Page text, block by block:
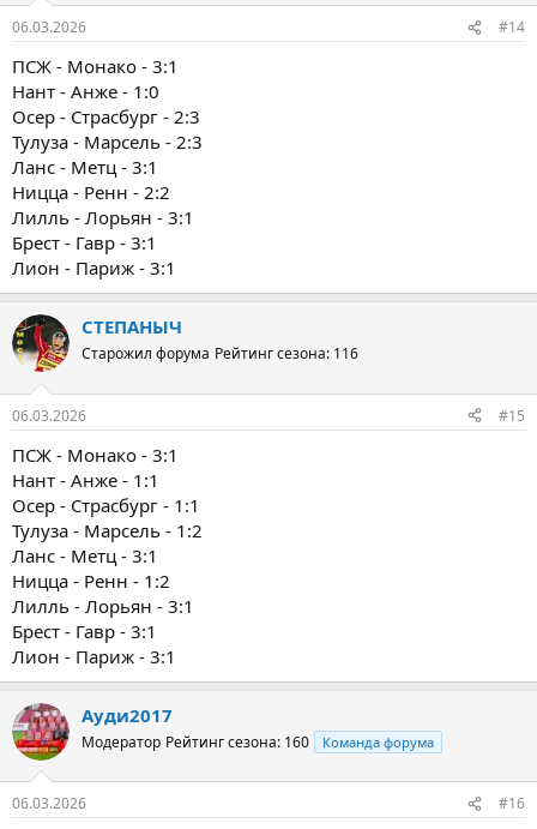
06.03.2026 #14
ПСЖ - Монако - 3:1
Нант - Анже - 1:0
Осер - Страсбург - 2:3
Тулуза - Марсель - 2:3
Ланс - Метц - 3:1
Ницца - Ренн - 2:2
Лилль - Лорьян - 3:1
Брест - Гавр - 3:1
Лион - Париж - 3:1
СТЕПАНЫЧ
Старожил форума Рейтинг сезона: 116
06.03.2026 #15
ПСЖ - Монако - 3:1
Нант - Анже - 1:1
Осер - Страсбург - 1:1
Тулуза - Марсель - 1:2
Ланс - Метц - 3:1
Ницца - Ренн - 1:2
Лилль - Лорьян - 3:1
Брест - Гавр - 3:1
Лион - Париж - 3:1
Ауди2017
Модератор Рейтинг сезона: 160 Команда форума
06.03.2026 #16